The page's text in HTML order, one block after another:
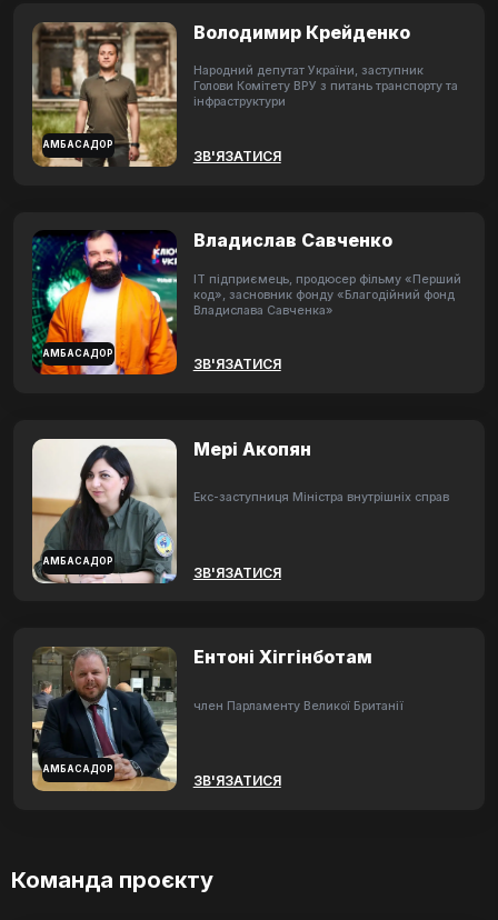
АМБАСАДОР
Володимир Крейденко
Народний депутат України, заступник
Голови Комітету ВРУ з питань транспорту та
інфраструктури
ЗВ'ЯЗАТИСЯ
АМБАСАДОР
Владислав Савченко
ІТ підприємець, продюсер фільму «Перший
код», засновник фонду «Благодійний фонд
Владислава Савченка»
ЗВ'ЯЗАТИСЯ
АМБАСАДОР
Мері Акопян
Екс-заступниця Міністра внутрішніх справ
ЗВ'ЯЗАТИСЯ
АМБАСАДОР
Ентоні Хіггінботам
член Парламенту Великої Британії
ЗВ'ЯЗАТИСЯ
Команда проєкту